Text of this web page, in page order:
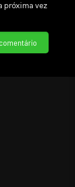
próxima vez